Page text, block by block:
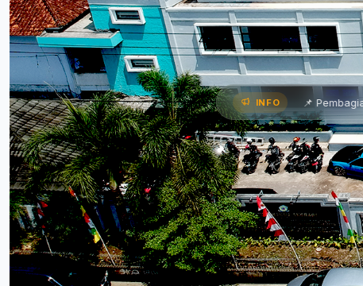
INFO
Program Kerja • 📌 Pembagian Rapor Semester